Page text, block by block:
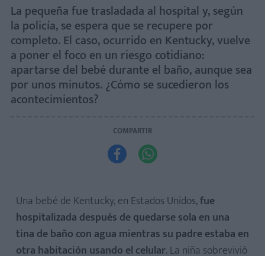
La pequeña fue trasladada al hospital y, según
la policía, se espera que se recupere por
completo. El caso, ocurrido en Kentucky, vuelve
a poner el foco en un riesgo cotidiano:
apartarse del bebé durante el baño, aunque sea
por unos minutos. ¿Cómo se sucedieron los
acontecimientos?
COMPARTIR
 
Una bebé de Kentucky, en Estados Unidos,fue
hospitalizada después de quedarse sola en una
tina de baño con agua mientras su padre estaba en
otra habitación usando el celular. La niña sobrevivió